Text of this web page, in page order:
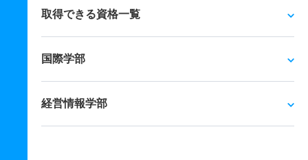
取得できる資格一覧
国際学部
経営情報学部